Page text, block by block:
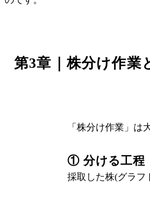
第3章｜株分け作業
「株分け作業」は
① 分ける工程
採取した株(グラフ